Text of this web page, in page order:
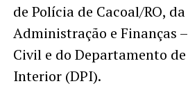
de Polícia de Cacoal/RO,
Administração e Finanças
Civil e do Departamento
Interior (DPI).